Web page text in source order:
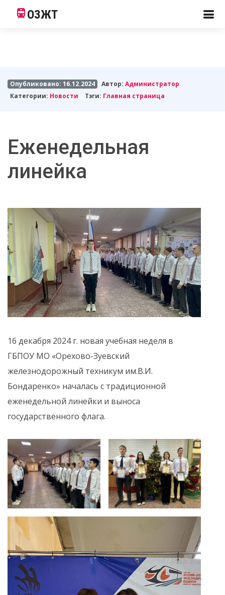
ОЗЖТ
Опубликовано: 16.12.2024 Автор:Администратор
Категории: Новости Тэги: Главная страница
Еженедельная
линейка
16 декабря 2024 г. новая учебная неделя в
ГБПОУ МО «Орехово-Зуевский
железнодорожный техникум им.В.И.
Бондаренко» началась с традиционной
еженедельной линейки и выноса
государственного флага.